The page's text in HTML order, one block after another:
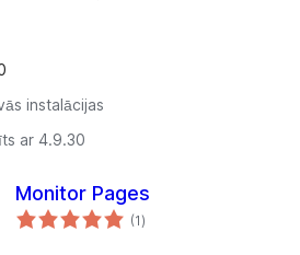
instalācijas
ar 4.9.30
Monitor Pages
(1vērtējumu
kopsumma
)